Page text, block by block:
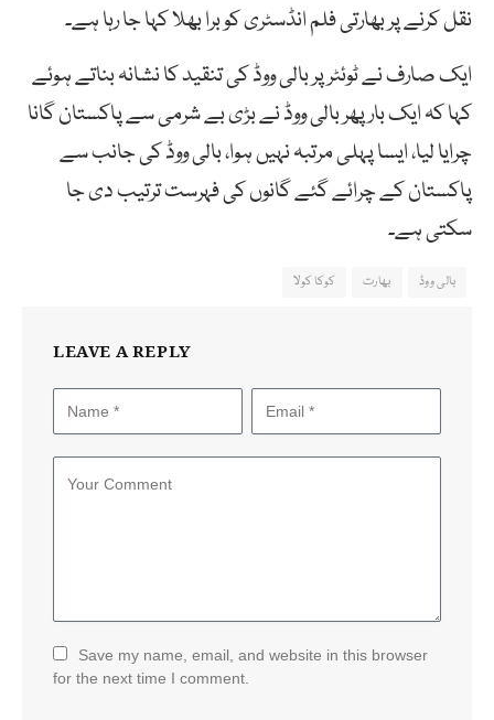
نقل کرنے پر بھارتی فلم انڈسٹری کو برا بھلا کہا جا رہا ہے۔
ایک صارف نے ٹوئٹر پر بالی ووڈ کی تنقید کا نشانہ بناتے ہوئے
کہا کہ ایک بار پھر بالی ووڈ نے بڑی بے شرمی سے پاکستان گانا
چرایا لیا، ایسا پہلی مرتبہ نہیں ہوا، بالی ووڈ کی جانب سے
پاکستان کے چرائے گئے گانوں کی فہرست ترتیب دی جا
سکتی ہے۔
بالی ووڈ بھارت کوکا کولا
LEAVE A REPLY
Save my name, email, and website in this browser
for the next time I comment.